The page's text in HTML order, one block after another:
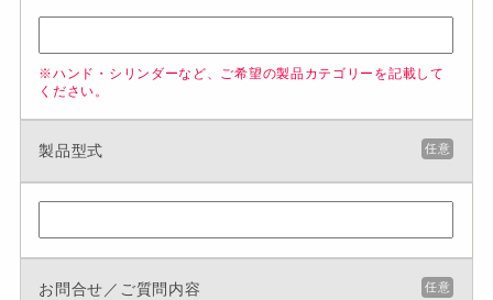
※ハンド・シリンダーなど、ご希望の製品カテゴリーを記載して
ください。
製品型式 任意
お問合せ／ご質問内容 任意